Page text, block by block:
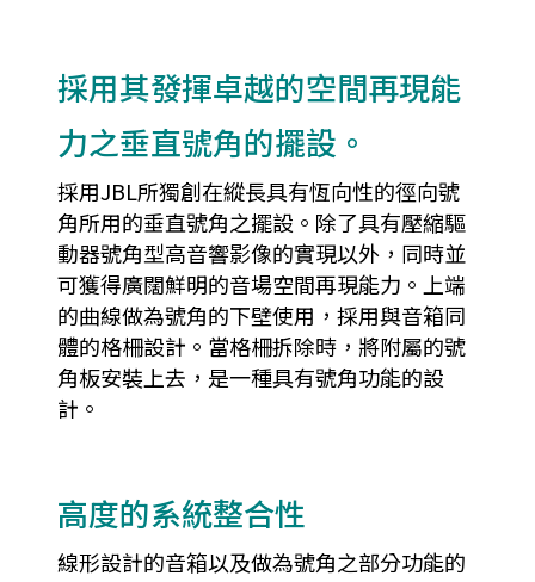
採用其發揮卓越的空間再現能
力之垂直號角的擺設。
採用JBL所獨創在縱長具有恆向性的徑向號
角所用的垂直號角之擺設。除了具有壓縮驅
動器號角型高音響影像的實現以外，同時並
可獲得廣闊鮮明的音場空間再現能力。上端
的曲線做為號角的下壁使用，採用與音箱同
體的格柵設計。當格柵拆除時，將附屬的號
角板安裝上去，是一種具有號角功能的設
計。
高度的系統整合性
線形設計的音箱以及做為號角之部分功能的